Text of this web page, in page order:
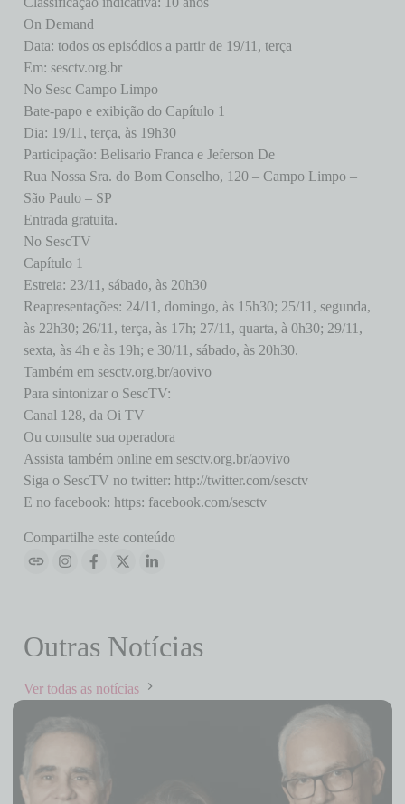
On Demand
Data: todos os episódios a partir de 19/11, terça
Em: sesctv.org.br
No Sesc Campo Limpo
Bate-papo e exibição do Capítulo 1
Dia: 19/11, terça, às 19h30
Participação: Belisario Franca e Jeferson De
Rua Nossa Sra. do Bom Conselho, 120 – Campo Limpo –
São Paulo – SP
Entrada gratuita.
No SescTV
Capítulo 1
Estreia: 23/11, sábado, às 20h30
Reapresentações: 24/11, domingo, às 15h30; 25/11, segunda,
às 22h30; 26/11, terça, às 17h; 27/11, quarta, à 0h30; 29/11,
sexta, às 4h e às 19h; e 30/11, sábado, às 20h30.
Também em sesctv.org.br/aovivo
Para sintonizar o SescTV:
Canal 128, da Oi TV
Ou consulte sua operadora
Assista também online em sesctv.org.br/aovivo
Siga o SescTV no twitter: http://twitter.com/sesctv
E no facebook: https: facebook.com/sesctv
Compartilhe este conteúdo
Outras Notícias
Ver todas as notícias